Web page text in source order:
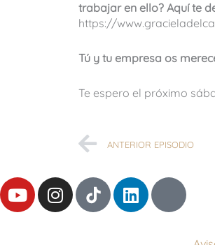
trabajar en ello? Aquí te
https://
Tú y tu empresa os
Te espero el próximo
Ant
ANTERIOR EPISODIO
Y
o
I
n
L
i
T